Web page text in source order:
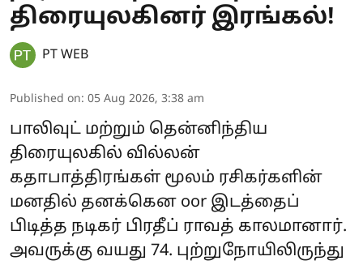
திரையுலகினர் இரங்கல்!
PT WEB
Published on: 05 Aug 2026, 3:38 am
பாலிவுட் மற்றும் தென்னிந்திய
திரையுலகில் வில்லன்
கதாபாத்திரங்கள் மூலம் ரசிகர்களின்
மனதில் தனக்கென oor இடத்தைப்
பிடித்த நடிகர் பிரதீப் ராவத் காலமானார்.
அவருக்கு வயது 74. புற்றுநோயிலிருந்து